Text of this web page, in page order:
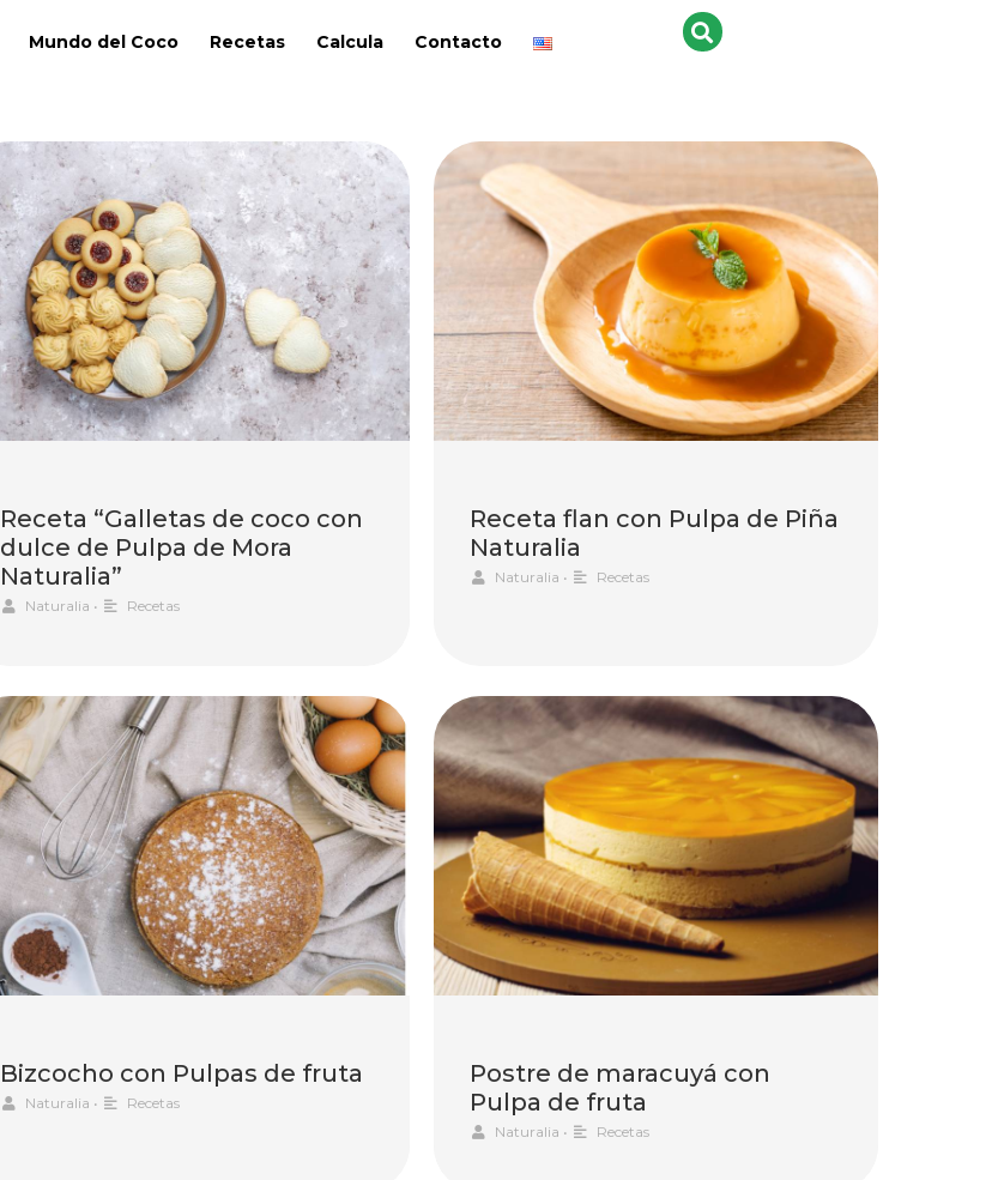
Mundo del Coco Recetas Calcula Contacto
Receta “Galletas de coco con
dulce de Pulpa de Mora
Naturalia”
Naturalia • Recetas
Receta flan con Pulpa de Piña
Naturalia
Naturalia • Recetas
Bizcocho con Pulpas de fruta
Naturalia • Recetas
Postre de maracuyá con
Pulpa de fruta
Naturalia • Recetas